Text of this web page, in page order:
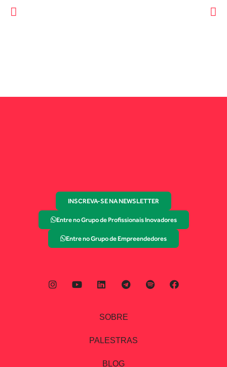
INSCREVA-SE NA NEWSLETTER
Entre no Grupo de Profissionais Inovadores
Entre no Grupo de Empreendedores
SOBRE
PALESTRAS
BLOG